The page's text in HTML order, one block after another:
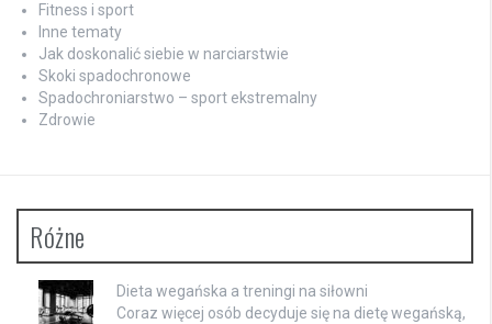
Fitness i sport
Inne tematy
Jak doskonalić siebie w narciarstwie
Skoki spadochronowe
Spadochroniarstwo – sport ekstremalny
Zdrowie
Różne
Dieta wegańska a treningi na siłowni
Coraz więcej osób decyduje się na dietę wegańską,